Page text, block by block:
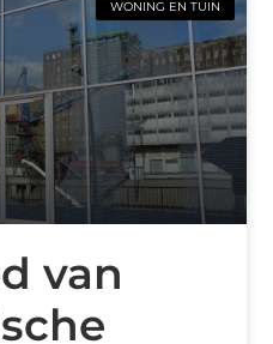
WONING EN TUIN
van